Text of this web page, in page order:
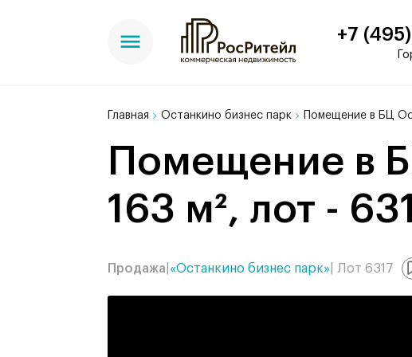
+7
Главная Останкино бизнес парк Помещение в БЦ
Помещение в БЦ Останкино бизнес парк,
163 м², лот -
Продажа «Останкино бизнес парк» | Лот 6317